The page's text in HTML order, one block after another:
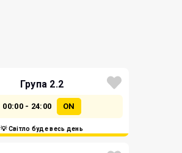
Група 2.2
00:00 - 24:00 ON
💡 Світло буде весь день